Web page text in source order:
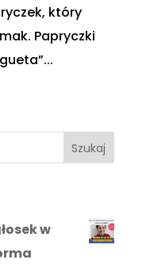
który
Papryczki
w